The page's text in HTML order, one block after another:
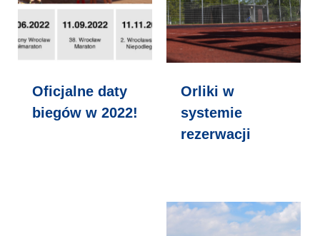
Oficjalne daty
biegów w 2022!
Orliki w
systemie
rezerwacji